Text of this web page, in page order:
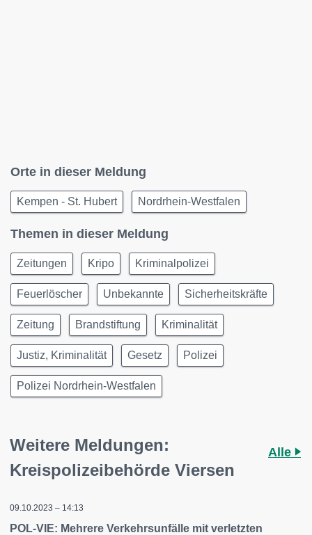
Orte in dieser Meldung
Kempen - St. Hubert Nordrhein-Westfalen
Themen in dieser Meldung
Zeitungen Kripo Kriminalpolizei
Feuerlöscher Unbekannte Sicherheitskräfte
Zeitung Brandstiftung Kriminalität
Justiz, Kriminalität Gesetz Polizei
Polizei Nordrhein-Westfalen
Weitere Meldungen:
Kreispolizeibehörde Viersen
Alle
09.10.2023 – 14:13
POL-VIE: Mehrere Verkehrsunfälle mit verletzten